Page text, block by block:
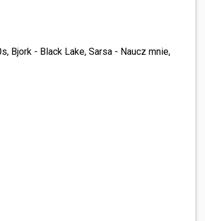
Bjork - Black Lake, Sarsa - Naucz mnie,